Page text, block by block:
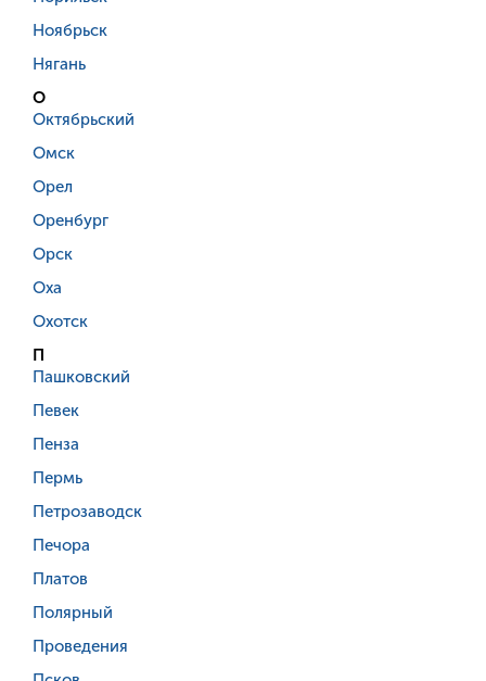
Ноябрьск
Нягань
О
Октябрьский
Омск
Орел
Оренбург
Орск
Оха
Охотск
П
Пашковский
Певек
Пенза
Пермь
Петрозаводск
Печора
Платов
Полярный
Проведения